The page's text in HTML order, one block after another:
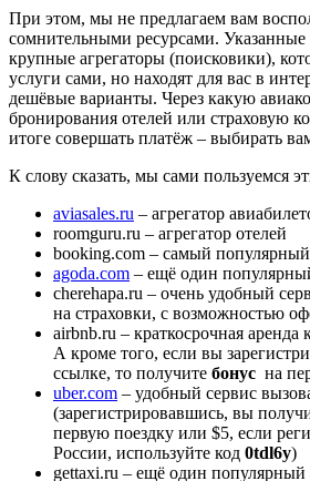
При этом, мы не предлагаем вам
сомнительными ресурсами.
крупные агрегаторы (поисковики),
услуги сами, но находят для вас в
дешёвые варианты. Через какую
бронирования отелей или страховую
итоге совершать платёж – выбирать
К слову сказать, мы сами пользуемся
aviasales.ru – агрегатор
roomguru.ru – агрегатор отелей
booking.com – самый
agoda.com – ещё один
cherehapa.ru – очень удобный
на страховки, с возможностью
airbnb.ru – краткосрочная аренда
А кроме того, если вы
ссылке, то получите бонус на
uber.com – удобный сервис
(зарегистрировавшись, вы
первую поездку или $5, если
России, используйте код 0tdl6y)
gettaxi.ru – ещё один популярный